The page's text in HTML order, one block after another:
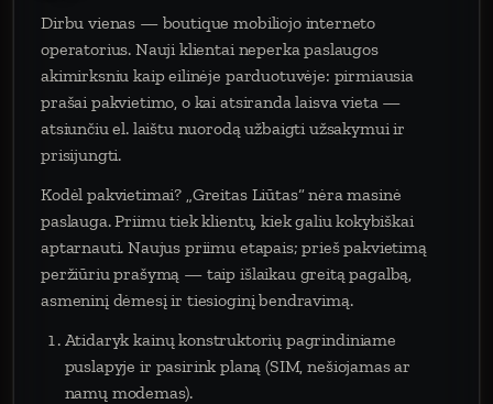
Dirbu vienas — boutique mobiliojo interneto
operatorius. Nauji klientai neperka paslaugos
akimirksniu kaip eilinėje parduotuvėje: pirmiausia
prašai pakvietimo, o kai atsiranda laisva vieta —
atsiunčiu el. laištu nuorodą užbaigti užsakymui ir
prisijungti.
Kodėl pakvietimai? „Greitas Liūtas“ nėra masinė
paslauga. Priimu tiek klientų, kiek galiu kokybiškai
aptarnauti. Naujus priimu etapais; prieš pakvietimą
peržiūriu prašymą — taip išlaikau greitą pagalbą,
asmeninį dėmesį ir tiesioginį bendravimą.
Atidaryk kainų konstruktorių pagrindiniame
puslapyje ir pasirink planą (SIM, nešiojamas ar
namų modemas).